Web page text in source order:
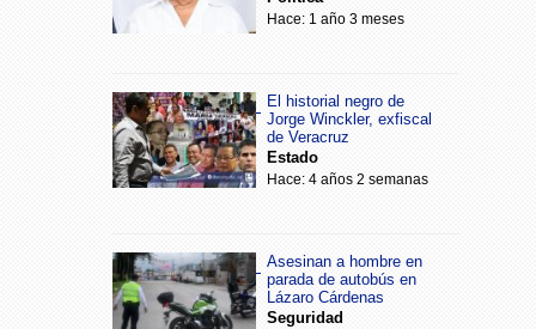
Hace: 1 año 3 meses
El historial negro de
Jorge Winckler, exfiscal
de Veracruz
Estado
Hace: 4 años 2 semanas
Asesinan a hombre en
parada de autobús en
Lázaro Cárdenas
Seguridad